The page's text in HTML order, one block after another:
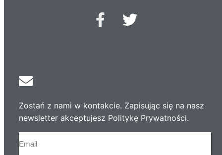
Zostań z nami w kontakcie. Zapisując się na nasz
newsletter akceptujesz Politykę Prywatności.